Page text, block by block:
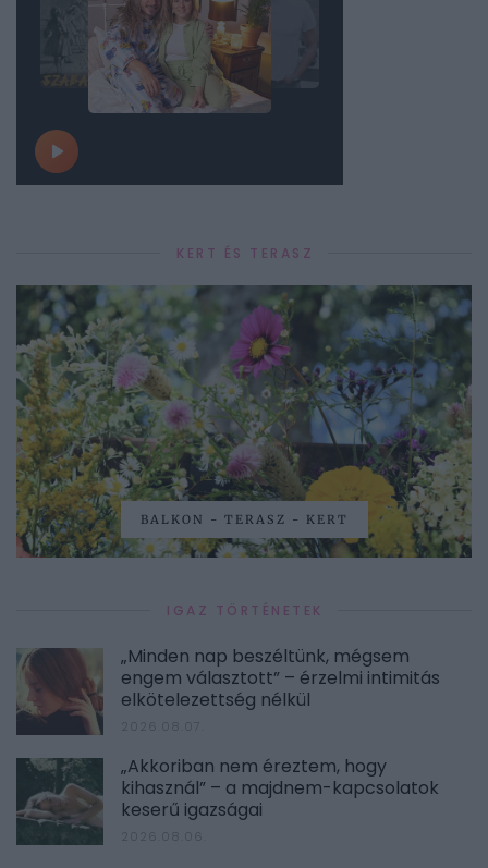
KERT ÉS TERASZ
BALKON - TERASZ - KERT
IGAZ TÖRTÉNETEK
„Minden nap beszéltünk, mégsem
engem választott” – érzelmi intimitás
elkötelezettség nélkül
2026.08.07.
„Akkoriban nem éreztem, hogy
kihasznál” – a majdnem-kapcsolatok
keserű igazságai